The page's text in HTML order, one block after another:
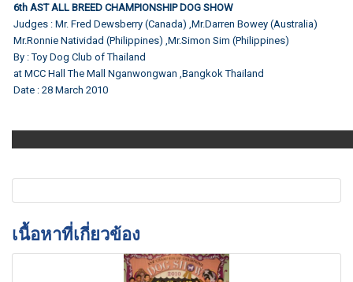
6th AST ALL BREED CHAMPIONSHIP DOG SHOW
Judges : Mr. Fred Dewsberry (Canada) ,Mr.Darren Bowey (Australia)
Mr.Ronnie Natividad (Philippines) ,Mr.Simon Sim (Philippines)
By : Toy Dog Club of Thailand
at MCC Hall The Mall Nganwongwan ,Bangkok Thailand
Date : 28 March 2010
เนื้อหาที่เกี่ยวข้อง